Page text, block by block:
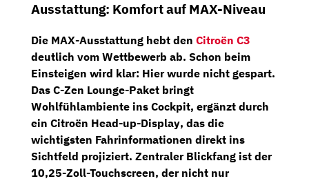
Ausstattung: Komfort auf MAX-Niveau
Die MAX-Ausstattung hebt den Citroën C3
deutlich vom Wettbewerb ab. Schon beim
Einsteigen wird klar: Hier wurde nicht gespart.
Das C-Zen Lounge-Paket bringt
Wohlfühlambiente ins Cockpit, ergänzt durch
ein Citroën Head-up-Display, das die
wichtigsten Fahrinformationen direkt ins
Sichtfeld projiziert. Zentraler Blickfang ist der
10,25-Zoll-Touchscreen, der nicht nur